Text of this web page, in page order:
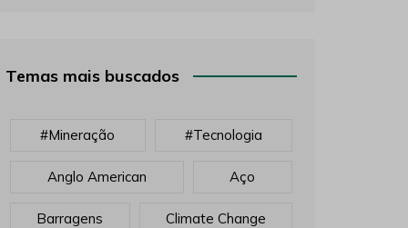
Temas mais buscados
#mineração #tecnologia
Anglo American Aço
Barragens Climate Change